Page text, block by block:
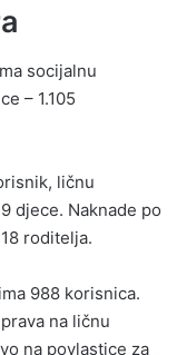
socijalnu
– 1.105
ličnu
djece. Naknade po
roditelja.
988 korisnica.
na ličnu
na povlastice za